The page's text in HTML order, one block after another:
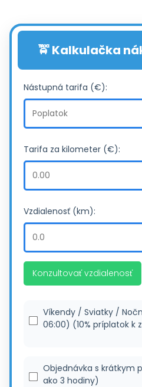
🚖 Kalkulačka
Nástupná tarifa (€):
Tarifa za kilometer (€):
Vzdialenosť (km):
Konzultovať vzdialenosť
Víkendy / Sviatky /
06:00) (10% príplatok k
Objednávka s krátkym
ako 3 hodiny)